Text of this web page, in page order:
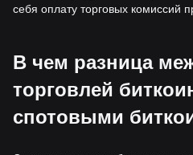
себя оплату торговых комиссий
В чем разница
торговлей
спотовыми